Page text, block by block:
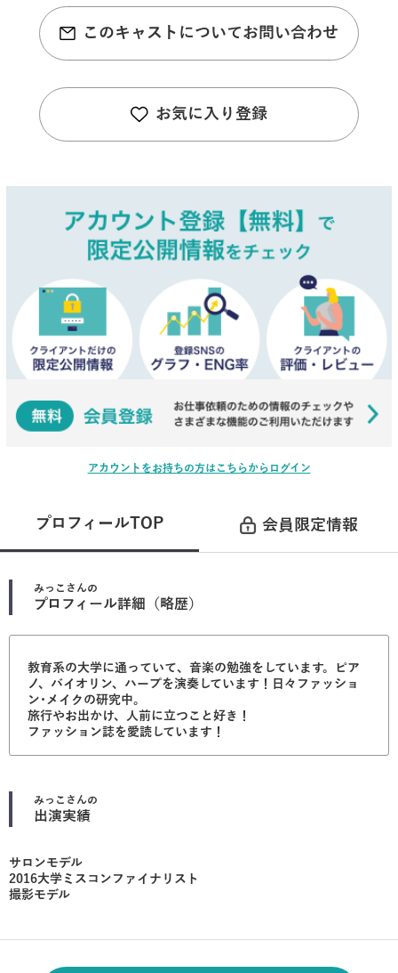
このキャストについてお問い合わせ
お気に入り登録
アカウントをお持ちの方はこちらからログイン
プロフィールTOP 会員限定情報
みっこ さんの
プロフィール詳細（略歴）
教育系の大学に通っていて、音楽の勉強をしています。ピア
ノ、バイオリン、ハープを演奏しています！日々ファッショ
ン･メイクの研究中。
旅行やお出かけ、人前に立つこと好き！
ファッション誌を愛読しています！
みっこ さんの
出演実績
サロンモデル
2016大学ミスコンファイナリスト
撮影モデル